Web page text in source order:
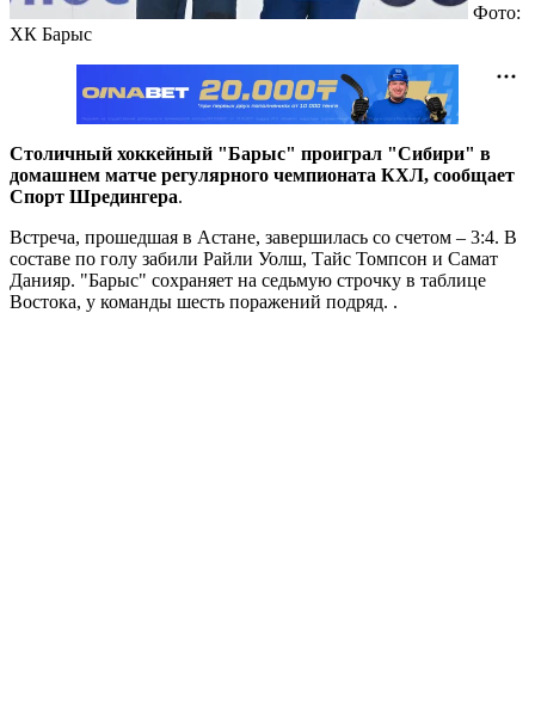
Фото:
ХК Барыс
Столичный хоккейный "Барыс" проиграл "Сибири" в
домашнем матче регулярного чемпионата КХЛ, сообщает
Спорт Шредингера.
Встреча, прошедшая в Астане, завершилась со счетом – 3:4. В
составе по голу забили Райли Уолш, Тайс Томпсон и Самат
Данияр. "Барыс" сохраняет на седьмую строчку в таблице
Востока, у команды шесть поражений подряд. .